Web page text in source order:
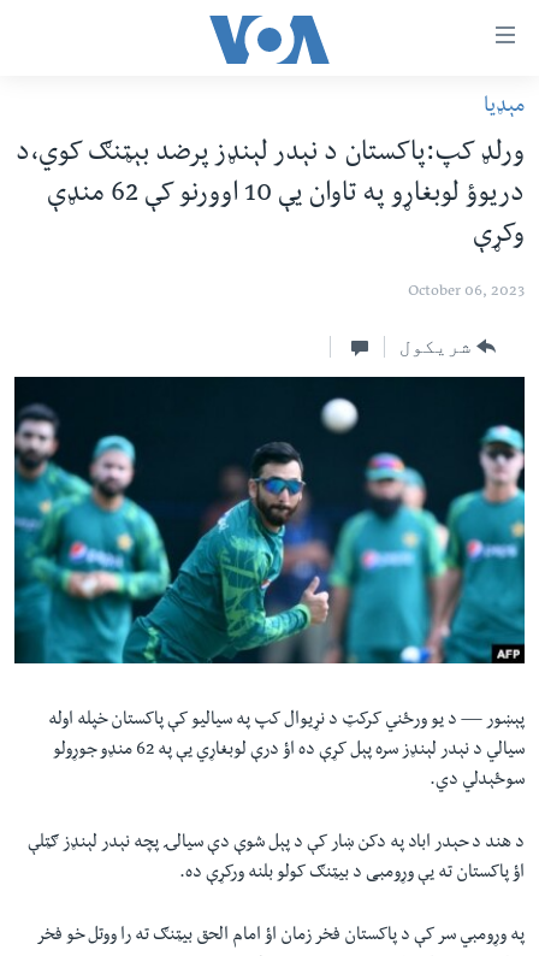
لاس
لینک
وړاندې
مرکزي
جُزیاتو
مرکزي
لټون
واوړئ
دلته
مخکې
مرکزي
واوړئ
د سېمې خبرونه
بلوچستانټاکنې
امریکا
نړۍ
داعش او تندروي
ټې وي
دروغ ریښتیا
اداریه
Learning English
مېډیا
ورلډ کپ:پاکستان د نېدر لېنډز پرضد بېټنګ کوي،د
دریوؤ لوبغاړو په تاوان یې 10 اوورنو کې 62 منډې
وکړې
October 06, 2023
شریکول
پېښور — د یو ورځني کرکټ د نړیوال کپ په سیالیو کې پاکستان خپله اوله
سیالي د نېدر لېنډز سره پېل کړې ده اؤ درې لوبغاړي یې په 62 منډو جوړولو
سوځېدلي دي.
د هند د حېدر اباد په دکن ښار کې د پېل شوې دې سیالۍ پچه نېدر لېنډز ګټلې
اؤ پاکستان ته یې وړومبی د بیټنګ کولو بلنه ورکړې ده.
په وړومبي سر کې د پاکستان فخر زمان اؤ امام الحق بیټنګ ته را ووتل خو فخر